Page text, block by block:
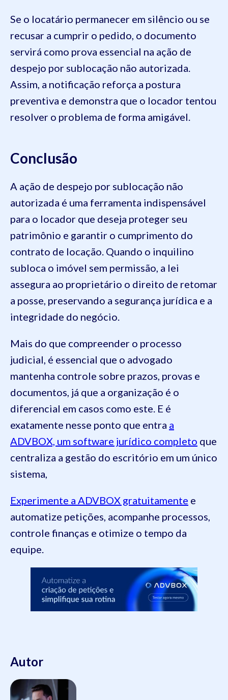
Se o locatário permanecer em silêncio ou se
recusar a cumprir o pedido, o documento
servirá como prova essencial na ação de
despejo por sublocação não autorizada.
Assim, a notificação reforça a postura
preventiva e demonstra que o locador tentou
resolver o problema de forma amigável.
Conclusão
A ação de despejo por sublocação não
autorizada é uma ferramenta indispensável
para o locador que deseja proteger seu
patrimônio e garantir o cumprimento do
contrato de locação. Quando o inquilino
subloca o imóvel sem permissão, a lei
assegura ao proprietário o direito de retomar
a posse, preservando a segurança jurídica e a
integridade do negócio.
Mais do que compreender o processo
judicial, é essencial que o advogado
mantenha controle sobre prazos, provas e
documentos, já que a organização é o
diferencial em casos como este. E é
exatamente nesse ponto que entra a
ADVBOX, um software jurídico completo que
centraliza a gestão do escritório em um único
sistema,
Experimente a ADVBOX gratuitamente e
automatize petições, acompanhe processos,
controle finanças e otimize o tempo da
equipe.
Autor